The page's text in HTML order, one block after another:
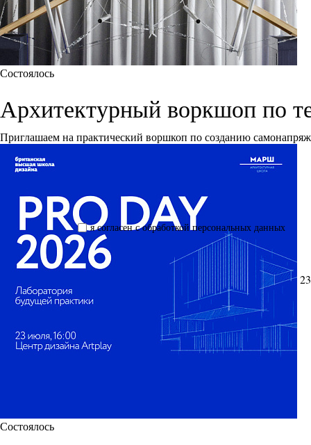
я согласен с обработкой персональных данных
Состоялось
Архитектурный воркшоп по
Приглашаем на практический воршкоп по созданию
Состоялось